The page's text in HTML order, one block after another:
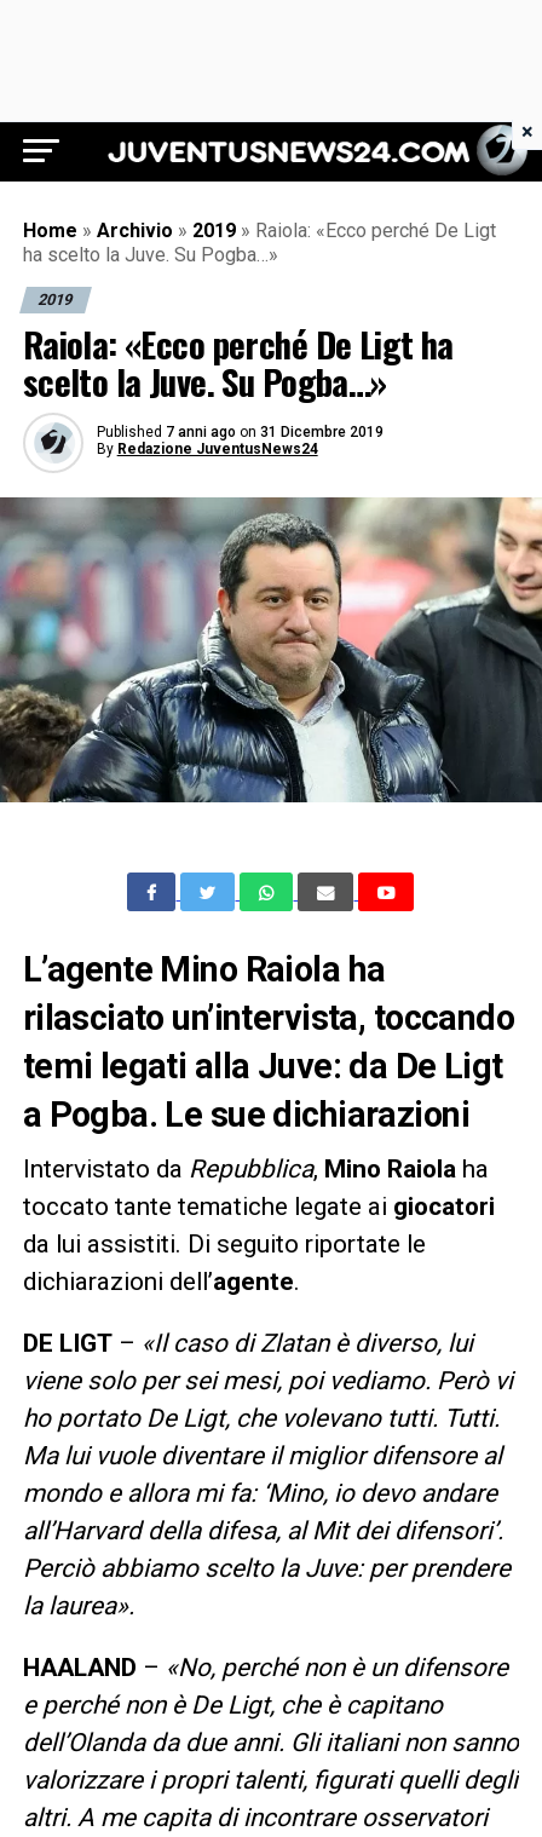
Juventus News 24
Home » Archivio » 2019 » Raiola: «Ecco perché De Ligt
ha scelto la Juve. Su Pogba…»
2019
Raiola: «Ecco perché De Ligt ha
scelto la Juve. Su Pogba…»
Published 7 anni ago on 31 Dicembre 2019
By Redazione JuventusNews24
L’agente Mino Raiola ha
rilasciato un’intervista, toccando
temi legati alla Juve: da De Ligt
a Pogba. Le sue dichiarazioni
Intervistato da Repubblica, Mino Raiola ha
toccato tante tematiche legate ai giocatori
da lui assistiti. Di seguito riportate le
dichiarazioni dell’agente.
DE LIGT– «Il caso di Zlatan è diverso, lui
viene solo per sei mesi, poi vediamo. Però vi
ho portato De Ligt, che volevano tutti. Tutti.
Ma lui vuole diventare il miglior difensore al
mondo e allora mi fa: ‘Mino, io devo andare
all’Harvard della difesa, al Mit dei difensori’.
Perciò abbiamo scelto la Juve: per prendere
la laurea».
HAALAND – «No, perché non è un difensore
e perché non è De Ligt, che è capitano
dell’Olanda da due anni. Gli italiani non sanno
valorizzare i propri talenti, figurati quelli degli
altri. A me capita di incontrare osservatori
×